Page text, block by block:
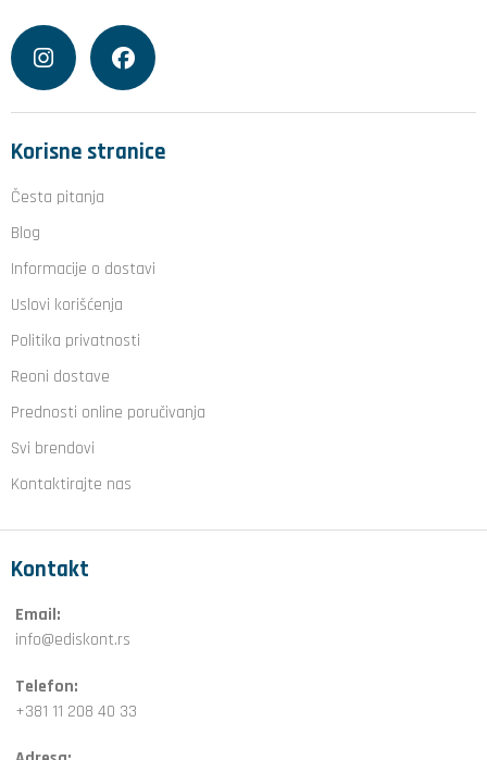
Korisne stranice
Česta pitanja
Blog
Informacije o dostavi
Uslovi korišćenja
Politika privatnosti
Reoni dostave
Prednosti online poručivanja
Svi brendovi
Kontaktirajte nas
Kontakt
Email:
info@ediskont.rs
Telefon:
+381 11 208 40 33